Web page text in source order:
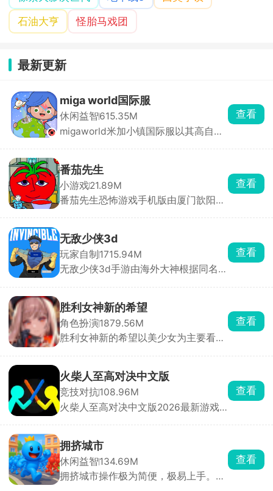
石油大亨
怪胎马戏团
最新更新
miga world国际服
休闲益智615.35M
migaworld米加小镇国际服以其高自由
探索，与不同的角色展开互动，一起打
卡多个地点场景，环境内所有的物品全
都能点击互动，搭建各种建筑物，还有
惊喜彩蛋等你去发现，书写你的小镇故
查看
番茄先生
小游戏21.89M
番茄先生恐怖游戏手机版由厦门歆阳网
食物，如若不小心投喂到坏掉的吃食，
番茄先生就会触发黑化系统。总共有三
种黑化形态，每一种都带来不一样的恐
怖氛围，想尽办法提升番茄先生吸心情
查看
无敌少侠3d
玩家自制1715.94M
无敌少侠3d手游由海外大神根据同名动
不同的地图场景内尽情施展自己的超能
力，挑战各种邪恶的敌人，自由开展战
斗，顺利完成各种不同的格斗任务，解
锁新的技能，不断强化自身。
查看
胜利女神新的希望
角色扮演1879.56M
胜利女神新的希望以美少女为主要看点
搭配五名妮姬技能组合，用其手上的武
器来瞄准怪物身上的高亮处并持续射
击，与侵略者展开激烈对抗。
查看
火柴人至高对决中文版
竞技对抗108.96M
火柴人至高对决中文版2026最新游戏
人为主题打造的战斗冒险类手游，操控
火柴人进入到不同的玩法模式之下开启
各种热血的竞技PK，充分展示对决技
巧，获得胜利即可解锁精美皮肤和武
查看
拥挤城市
休闲益智134.69M
拥挤城市操作极为简便，极易上手。在
查看